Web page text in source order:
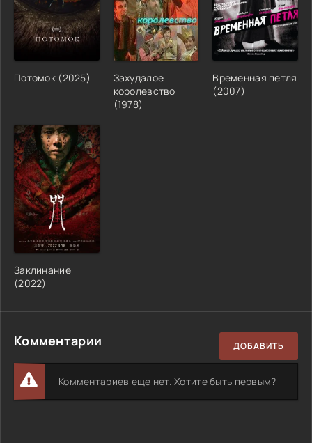
Потомок (2025)
Захудалое
королевство
(1978)
Временная петля
(2007)
Заклинание
(2022)
Комментарии ДОБАВИТЬ
Комментариев еще нет. Хотите быть первым?